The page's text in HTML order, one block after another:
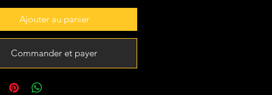
Ajouter au panier
Commander et payer